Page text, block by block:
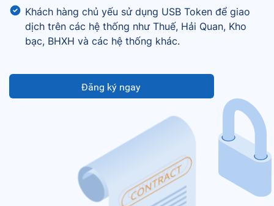
Khách hàng chủ yếu sử dụng USB Token để giao
dịch trên các hệ thống như Thuế, Hải Quan, Kho
bạc, BHXH và các hệ thống khác.
Đăng ký ngay